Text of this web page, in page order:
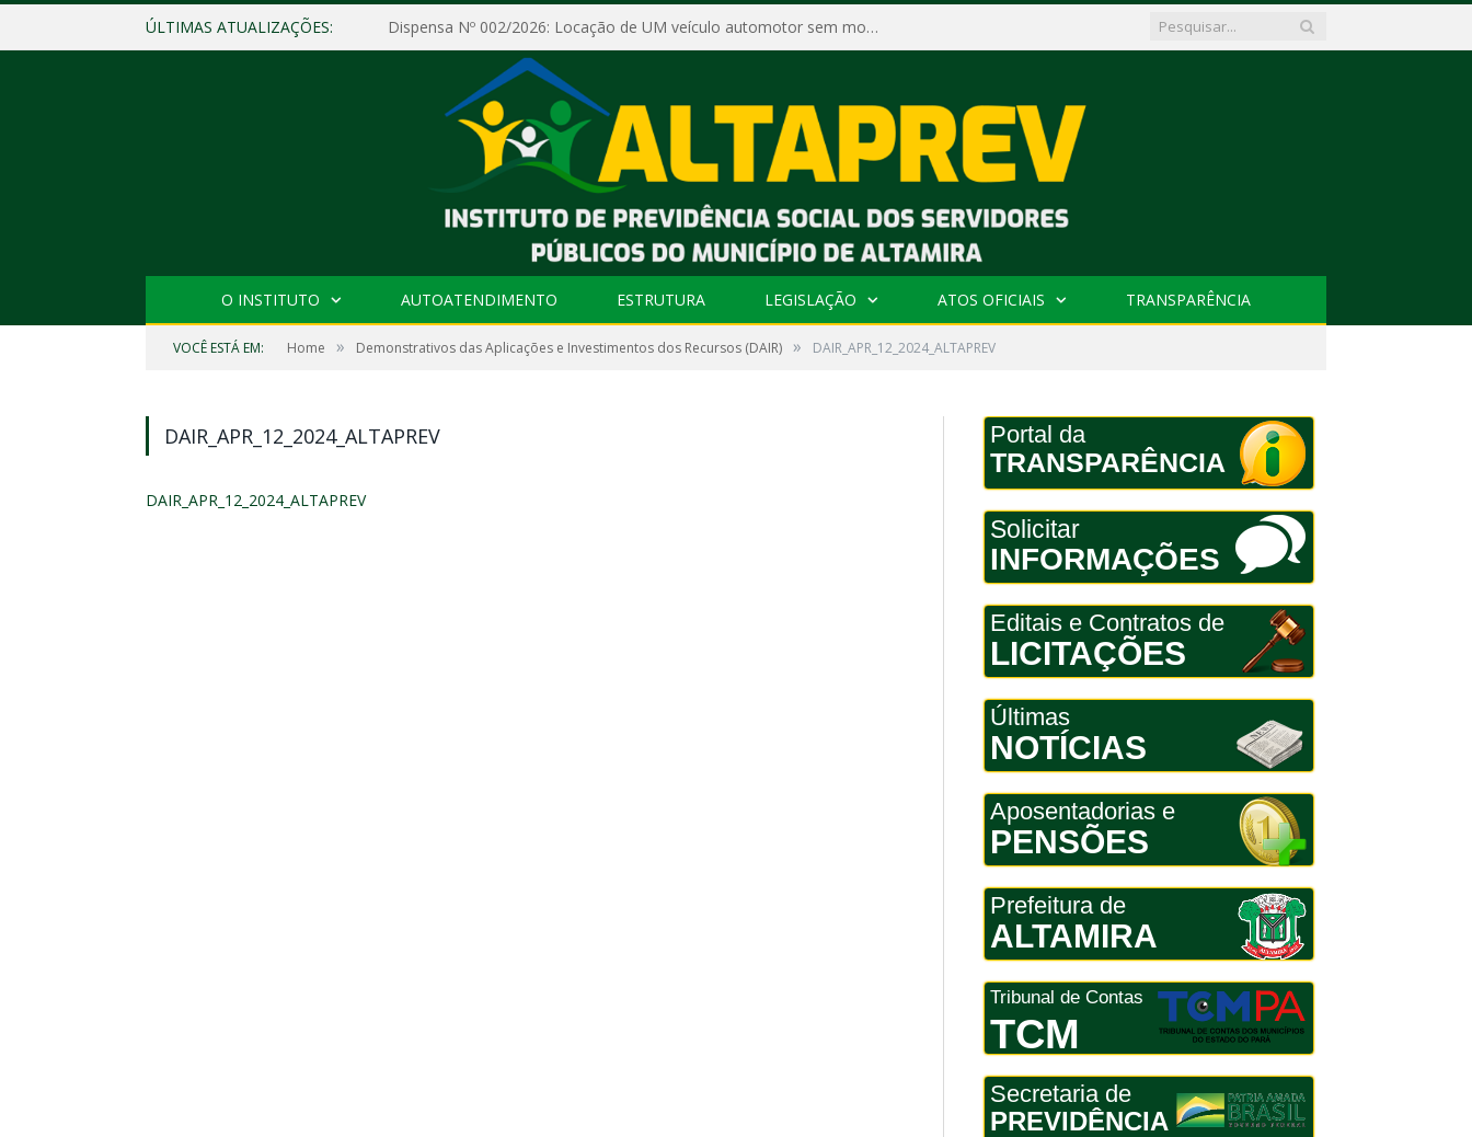
ÚLTIMAS ATUALIZAÇÕES: Dispensa Nº 002/2026: Locação de UM veículo automotor sem motorista, tipo passeio, com seguro total e quilometragem livre, para atender as demandas operacionais e administrativas do Instituto de Previdência Social dos Servidores Públicos do Município de Altamira – PA – ALTAPREV.
O INSTITUTO AUTOATENDIMENTO ESTRUTURA LEGISLAÇÃO ATOS OFICIAIS TRANSPARÊNCIA
VOCÊ ESTÁ EM: Home » Demonstrativos das Aplicações e Investimentos dos Recursos (DAIR) » DAIR_APR_12_2024_ALTAPREV
DAIR_APR_12_2024_ALTAPREV
DAIR_APR_12_2024_ALTAPREV
Portal da
TRANSPARÊNCIA
Solicitar
INFORMAÇÕES
Editais e Contratos de
LICITAÇÕES
Últimas
NOTÍCIAS
Aposentadorias e
PENSÕES
Prefeitura de
ALTAMIRA
Tribunal de Contas
TCM
Secretaria de
PREVIDÊNCIA